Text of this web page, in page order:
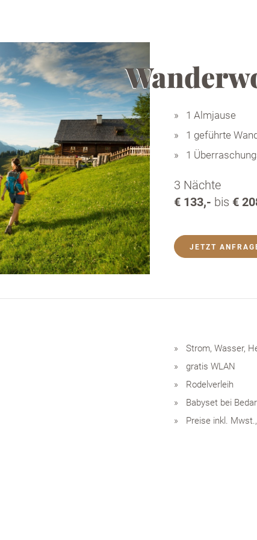
1 Almjause
1 geführte
1
3 Nächte
€ 133,- bis €
JETZT
Strom, Wasser,
gratis WLAN
Rodelverleih
Babyset bei
Preise inkl.